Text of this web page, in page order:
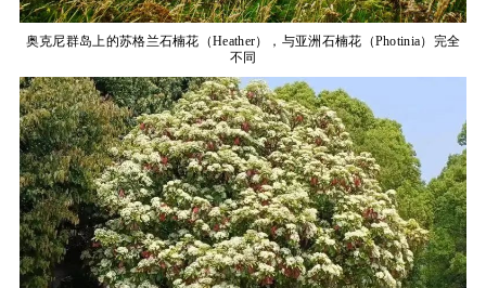
奥克尼群岛上的苏格兰石楠花（Heather），与亚洲石楠花（Photinia）完全
不同